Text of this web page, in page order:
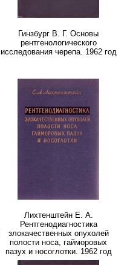
Гинзбург В. Г. Основы
рентгенологического
исследования черепа. 1962 год
Лихтенштейн Е. А.
Рентгенодиагностика
злокачественных опухолей
полости носа, гайморовых
пазух и носоглотки. 1962 год